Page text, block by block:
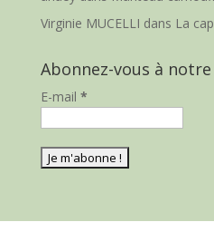
Virginie MUCELLI dans La
Abonnez-vous à
E-mail *